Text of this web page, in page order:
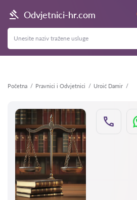
Odvjetnici-hr.com
Početna Pravnici i Odvjetnici Uroić Damir
Natrag